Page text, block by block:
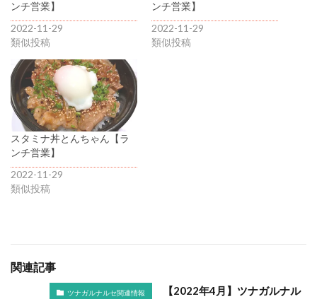
ンチ営業】
2022-11-29
類似投稿
ンチ営業】
2022-11-29
類似投稿
スタミナ丼とんちゃん【ラ
ンチ営業】
2022-11-29
類似投稿
関連記事
ツナガルナルセ関連情報
【2022年4月】ツナガルナル